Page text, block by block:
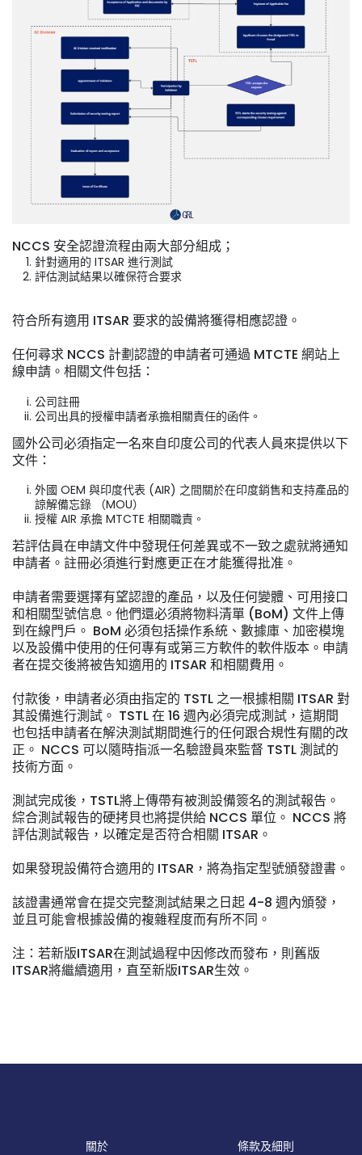
NCCS 安全認證流程由兩大部分組成；
針對適用的 ITSAR 進行測試
評估測試結果以確保符合要求
符合所有適用 ITSAR 要求的設備將獲得相應認證。
任何尋求 NCCS 計劃認證的申請者可通過 MTCTE 網站上
線申請。相關文件包括：
公司註冊
公司出具的授權申請者承擔相關責任的函件。
國外公司必須指定一名來自印度公司的代表人員來提供以下
文件：
外國 OEM 與印度代表 (AIR) 之間關於在印度銷售和支持產品的
諒解備忘錄 （MOU）
授權 AIR 承擔 MTCTE 相關職責。
若評估員在申請文件中發現任何差異或不一致之處就將通知
申請者。註冊必須進行對應更正在才能獲得批准。
申請者需要選擇有望認證的產品，以及任何變體、可用接口
和相關型號信息。他們還必須將物料清單 (BoM) 文件上傳
到在線門戶。 BoM 必須包括操作系統、數據庫、加密模塊
以及設備中使用的任何專有或第三方軟件的軟件版本。申請
者在提交後將被告知適用的 ITSAR 和相關費用。
付款後，申請者必須由指定的 TSTL 之一根據相關 ITSAR 對
其設備進行測試。 TSTL 在 16 週內必須完成測試，這期間
也包括申請者在解決測試期間進行的任何跟合規性有關的改
正。 NCCS 可以隨時指派一名驗證員來監督 TSTL 測試的
技術方面。
測試完成後，TSTL將上傳帶有被測設備簽名的測試報告。
綜合測試報告的硬拷貝也將提供給 NCCS 單位。 NCCS 將
評估測試報告，以確定是否符合相關 ITSAR。
如果發現設備符合適用的 ITSAR，將為指定型號頒發證書。
該證書通常會在提交完整測試結果之日起 4-8 週內頒發，
並且可能會根據設備的複雜程度而有所不同。
注：若新版ITSAR在測試過程中因修改而發布，則舊版
ITSAR將繼續適用，直至新版ITSAR生效。
關於 條款及細則